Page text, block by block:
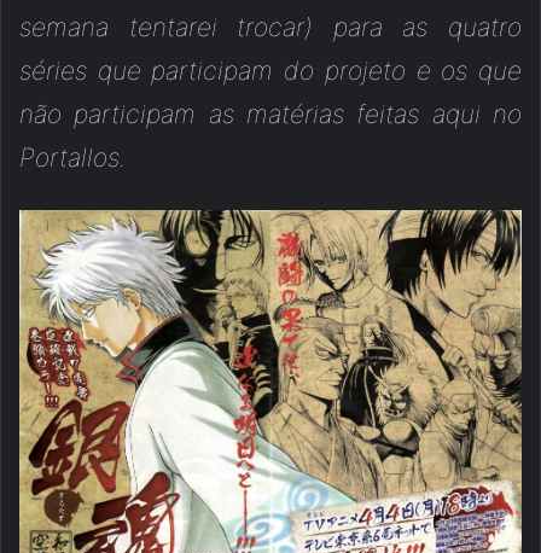
semana tentarei trocar) para as quatro
séries que participam do projeto e os que
não participam as matérias feitas aqui no
Portallos.